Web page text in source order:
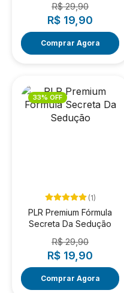
R$ 29,90
R$ 19,90
Comprar Agora
33% OFF
(1)
PLR Premium Fórmula
Secreta Da Sedução
R$ 29,90
R$ 19,90
Comprar Agora